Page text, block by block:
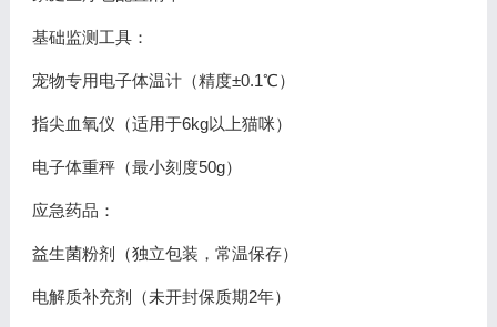
基础监测工具：
宠物专用电子体温计（精度±0.1℃）
指尖血氧仪（适用于6kg以上猫咪）
电子体重秤（最小刻度50g）
应急药品：
益生菌粉剂（独立包装，常温保存）
电解质补充剂（未开封保质期2年）